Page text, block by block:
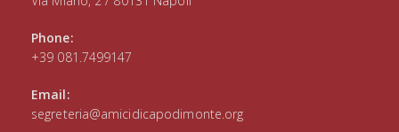
Phone:
+39 081.7499147
Email:
segreteria@amicidicapodimonte.org